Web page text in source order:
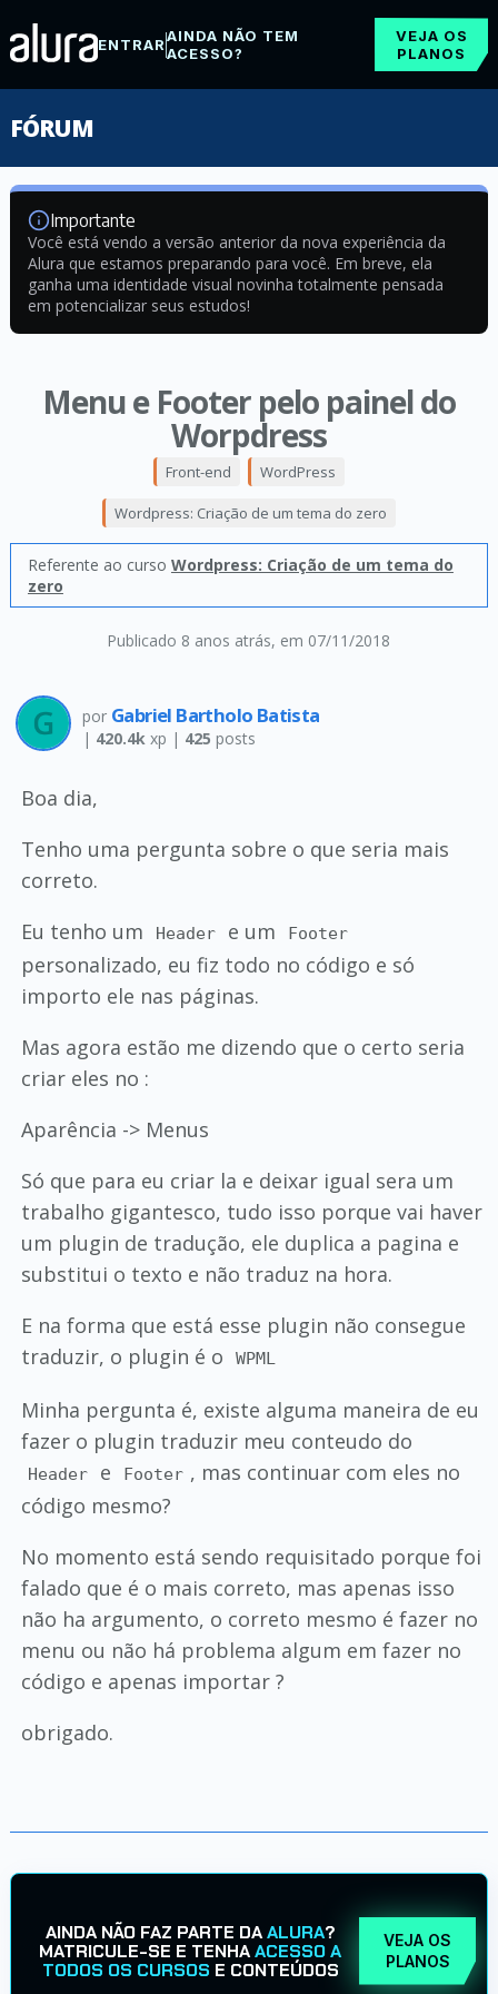
ENTRARAINDA NÃO TEM
ACESSO?
VEJA OS
PLANOS
FÓRUM
Importante
Você está vendo a versão anterior da nova experiência da
Alura que estamos preparando para você. Em breve, ela
ganha uma identidade visual novinha totalmente pensada
em potencializar seus estudos!
Menu e Footer pelo painel do
Worpdress
Publicado 8 anos atrás, em 07/11/2018
Front-end WordPress
Wordpress: Criação de um tema do zero
Referente ao curso Wordpress: Criação de um tema do
zero
por Gabriel Bartholo Batista
| 420.4kxp | 425 posts
Boa dia,
Tenho uma pergunta sobre o que seria mais
correto.
Eu tenho um
Header e um Footer
personalizado, eu fiz todo no código e só
importo ele nas páginas.
Mas agora estão me dizendo que o certo seria
criar eles no :
Aparência -> Menus
Só que para eu criar la e deixar igual sera um
trabalho gigantesco, tudo isso porque vai haver
um plugin de tradução, ele duplica a pagina e
substitui o texto e não traduz na hora.
E na forma que está esse plugin não consegue
traduzir, o plugin é o
WPML
Minha pergunta é, existe alguma maneira de eu
fazer o plugin traduzir meu conteudo do
Header e Footer , mas continuar com eles no
código mesmo?
No momento está sendo requisitado porque foi
falado que é o mais correto, mas apenas isso
não ha argumento, o correto mesmo é fazer no
menu ou não há problema algum em fazer no
código e apenas importar ?
obrigado.
AINDA NÃO FAZ PARTE DAALURA?
MATRICULE-SE E TENHAACESSO A
TODOS OS CURSOS E CONTEÚDOS
VEJA OS
PLANOS